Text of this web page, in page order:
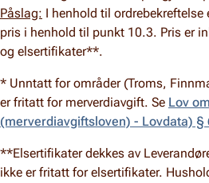
Påslag: I henhold til ordrebekreftelse
pris i henhold til punkt 10.3. Pris er
og elsertifikater**.
* Unntatt for områder (Troms,
er fritatt for merverdiavgift. Se Lov
(merverdiavgiftsloven) - Lovdata) §
**Elsertifikater dekkes av
ikke er fritatt for elsertifikater.